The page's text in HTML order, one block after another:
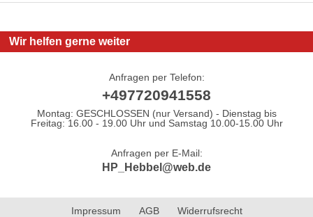
Wir helfen gerne weiter
Anfragen per Telefon:
+497720941558
Montag: GESCHLOSSEN (nur Versand) - Dienstag bis
Freitag: 16.00 - 19.00 Uhr und Samstag 10.00-15.00 Uhr
Anfragen per E-Mail:
HP_Hebbel@web.de
Impressum AGB Widerrufsrecht